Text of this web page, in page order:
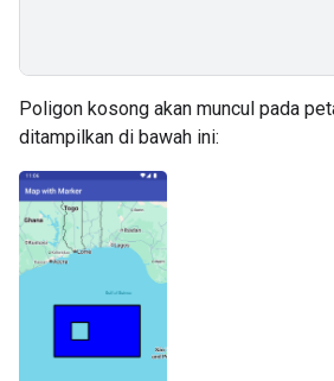
Poligon kosong akan muncul pada
ditampilkan di bawah ini: